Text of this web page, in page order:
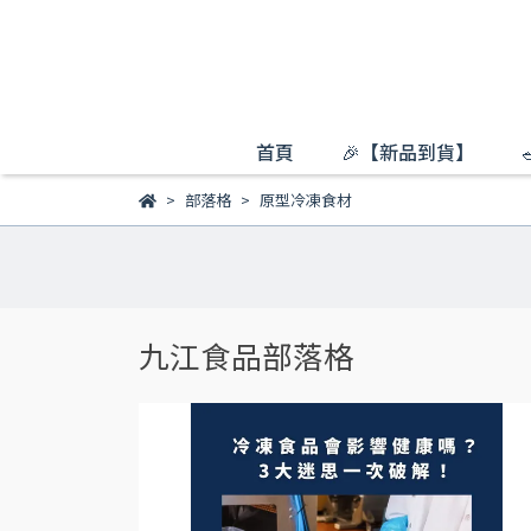
首頁 🎉【新品到貨】
部落格 原型冷凍食材
九江食品部落格